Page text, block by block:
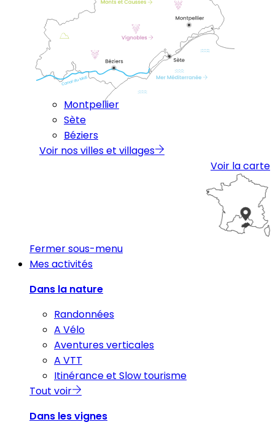
Montpellier
Sète
Béziers
Voir nos villes et villages
Voir la carte
Fermer sous-menu
Mes activités
Dans la nature
Randonnées
A Vélo
Aventures verticales
A VTT
Itinérance et Slow tourisme
Tout voir
Dans les vignes